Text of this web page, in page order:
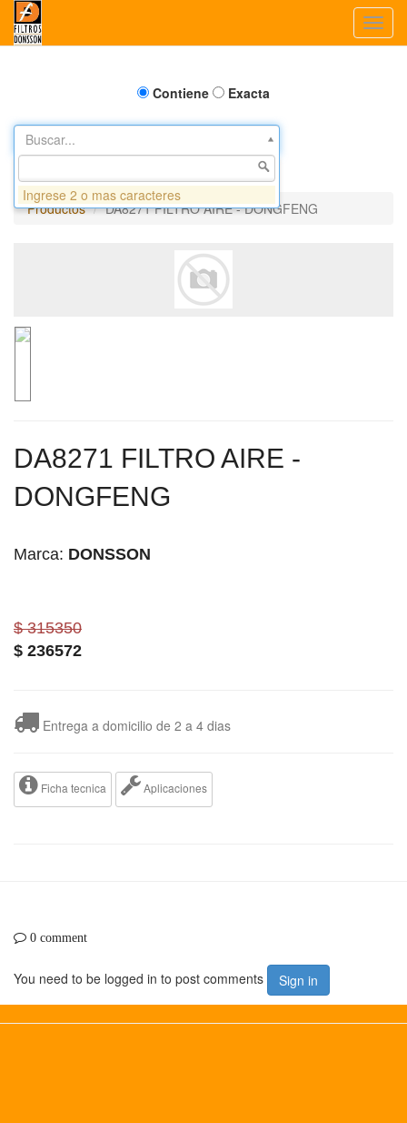
Contiene Exacta
Buscar...
Productos DA8271 FILTRO AIRE - DONGFENG
DA8271 FILTRO AIRE -
DONGFENG
Marca: DONSSON
$ 315350
$ 236572
Entrega a domicilio de 2 a 4 dias
Ficha tecnica Aplicaciones
0 comment
You need to be logged in to post comments Sign in
Ingrese 2 o mas caracteres